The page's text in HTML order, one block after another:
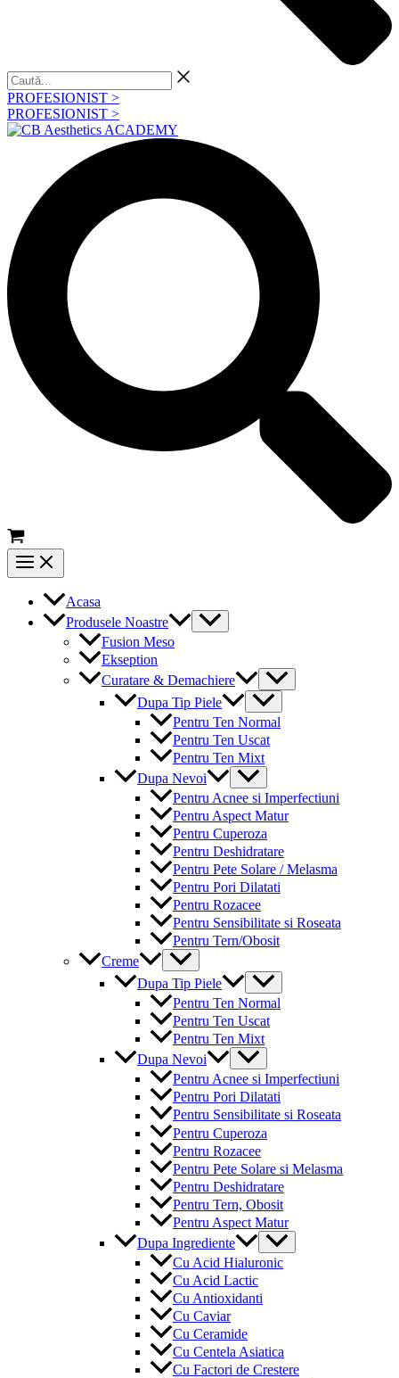
Caută...
PROFESIONIST >
PROFESIONIST >
Main
Menu
Acasa
Produsele Noastre
Menu
Toggle
Fusion Meso
Ekseption
Curatare & Demachiere
Menu
Toggle
Dupa Tip Piele
Menu
Toggle
Pentru Ten Normal
Pentru Ten Uscat
Pentru Ten Mixt
Dupa Nevoi
Menu
Toggle
Pentru Acnee si Imperfectiuni
Pentru Aspect Matur
Pentru Cuperoza
Pentru Deshidratare
Pentru Pete Solare / Melasma
Pentru Pori Dilatati
Pentru Rozacee
Pentru Sensibilitate si Roseata
Pentru Tern/Obosit
Creme
Menu
Toggle
Dupa Tip Piele
Menu
Toggle
Pentru Ten Normal
Pentru Ten Uscat
Pentru Ten Mixt
Dupa Nevoi
Menu
Toggle
Pentru Acnee si Imperfectiuni
Pentru Pori Dilatati
Pentru Sensibilitate si Roseata
Pentru Cuperoza
Pentru Rozacee
Pentru Pete Solare si Melasma
Pentru Deshidratare
Pentru Tern, Obosit
Pentru Aspect Matur
Dupa Ingrediente
Menu
Toggle
Cu Acid Hialuronic
Cu Acid Lactic
Cu Antioxidanti
Cu Caviar
Cu Ceramide
Cu Centela Asiatica
Cu Factori de Crestere